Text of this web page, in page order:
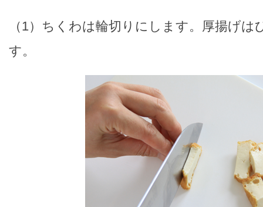
（1）ちくわは輪切りにします。厚揚げは
す。